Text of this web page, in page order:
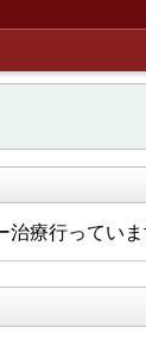
治療行っていま